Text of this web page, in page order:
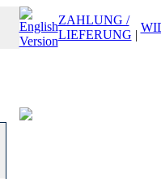
ZAHLUNG /
LIEFERUNG |